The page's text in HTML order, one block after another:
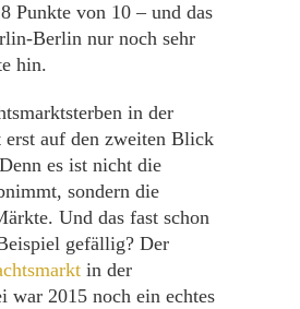
Punkte von 10 – und das
Berlin nur noch sehr
hin.
in der
erst auf den zweiten Blick
es ist nicht die
sondern die
Und das fast schon
gefällig? Der
in der
war 2015 noch ein echtes